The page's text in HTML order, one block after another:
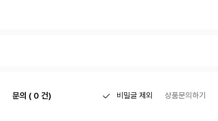
문의 ( 0 건) 비밀글 제외 상품문의하기